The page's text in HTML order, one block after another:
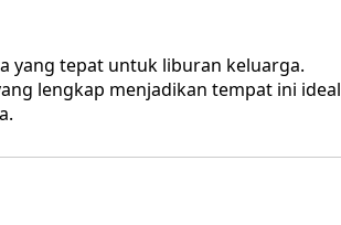
yang tepat untuk liburan keluarga.
lengkap menjadikan tempat ini ideal